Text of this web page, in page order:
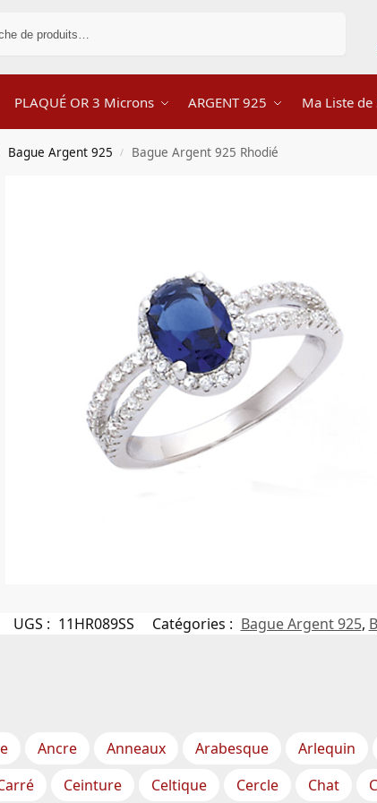
PLAQUÉ OR 3 Microns ARGENT 925 Ma Liste de
Bague Argent 925 / Bague Argent 925 Rhodié
UGS : 11HR089SS Catégories : Bague Argent 925,
Ancre Anneaux Arabesque Arlequin
Ceinture Celtique Cercle Chat